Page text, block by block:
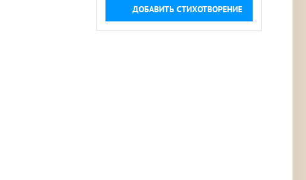
ДОБАВИТЬ СТИХОТВОРЕНИЕ